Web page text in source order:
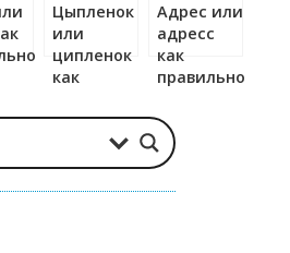
Цыпленок
или
ципленок
как
Адрес или
адресс
как
правильно?